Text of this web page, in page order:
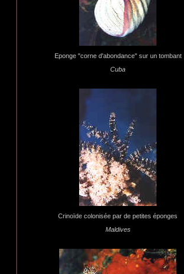
Eponge "corne d'abondance" sur un tombant
Cuba
Crinoïde colonisée par de petites éponges
Maldives